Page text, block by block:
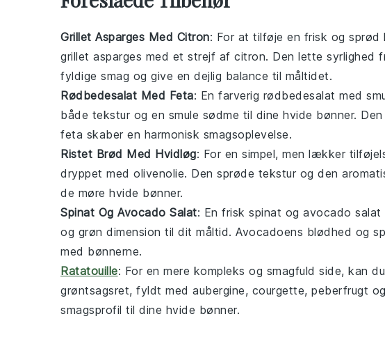
Grillet Asparges Med Citron: For at tilføje en frisk og sprød
grillet asparges med et strejf af citron. Den lette syrlighed
fyldige smag og give en dejlig balance til måltidet.
Rødbedesalat Med Feta: En farverig rødbedesalat med
både tekstur og en smule sødme til dine hvide bønner.
feta skaber en harmonisk smagsoplevelse.
Ristet Brød Med Hvidløg: For en simpel, men lækker
dryppet med olivenolie. Den sprøde tekstur og den
de møre hvide bønner.
Spinat Og Avocado Salat: En frisk spinat og avocado salat
og grøn dimension til dit måltid. Avocadoens blødhed og
med bønnerne.
Ratatouille: For en mere kompleks og smagfuld side, kan
grøntsagsret, fyldt med aubergine, courgette, peberfrugt og
smagsprofil til dine hvide bønner.